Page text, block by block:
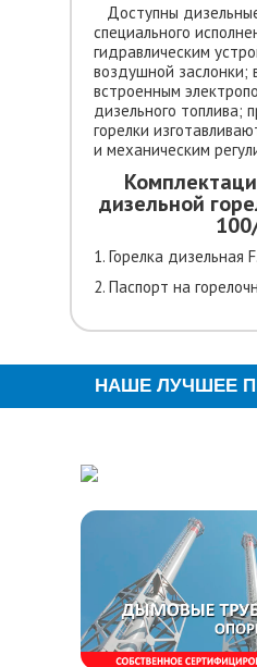
Доступны
специального
гидравлическим
воздушной заслонки;
встроенным
дизельного топлива;
горелки
и механическим
дизельной
1. Горелка дизельная
2. Паспорт на
НАШЕ ЛУЧШЕЕ